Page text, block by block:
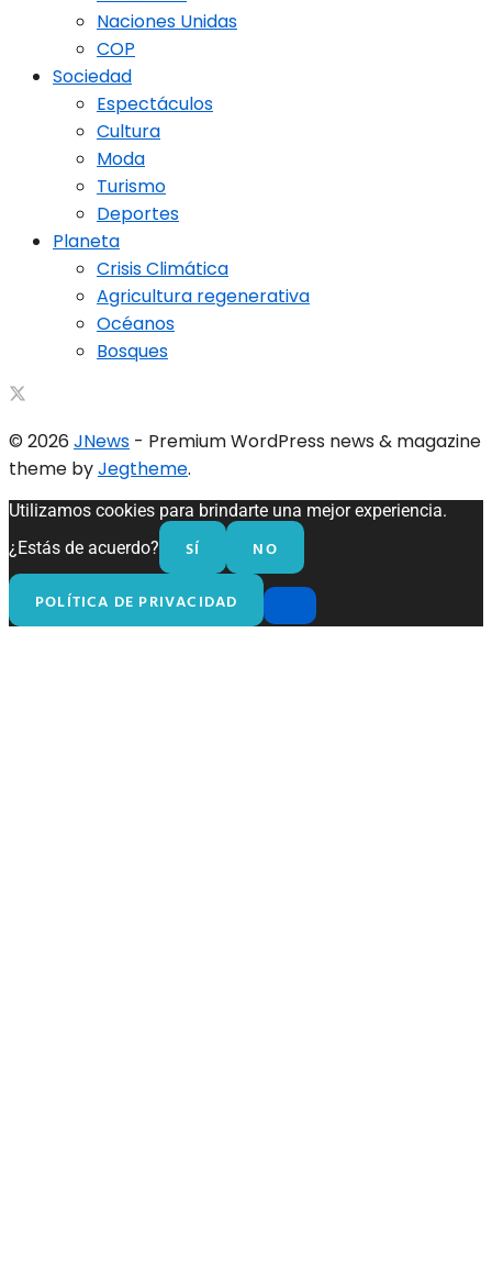
Naciones Unidas
COP
Sociedad
Espectáculos
Cultura
Moda
Turismo
Deportes
Planeta
Crisis Climática
Agricultura regenerativa
Océanos
Bosques
© 2026 JNews - Premium WordPress news & magazine
theme byJegtheme.
Utilizamos cookies para brindarte una mejor experiencia.
¿Estás de acuerdo?
SÍ NO
POLÍTICA DE PRIVACIDAD